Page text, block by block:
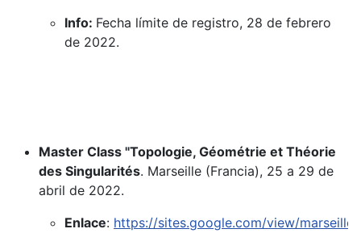
Info: Fecha límite de registro, 28 de febrero
de 2022.
Master Class "Topologie, Géométrie et Théorie
des Singularités. Marseille (Francia), 25 a 29 de
abril de 2022.
Enlace: https://sites.google.com/view/marseille-